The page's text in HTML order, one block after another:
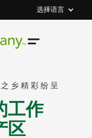
选择语言
乡精彩纷呈
工作
区